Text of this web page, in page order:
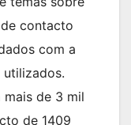
contacto
com a
mais de 3 mil
de 1409